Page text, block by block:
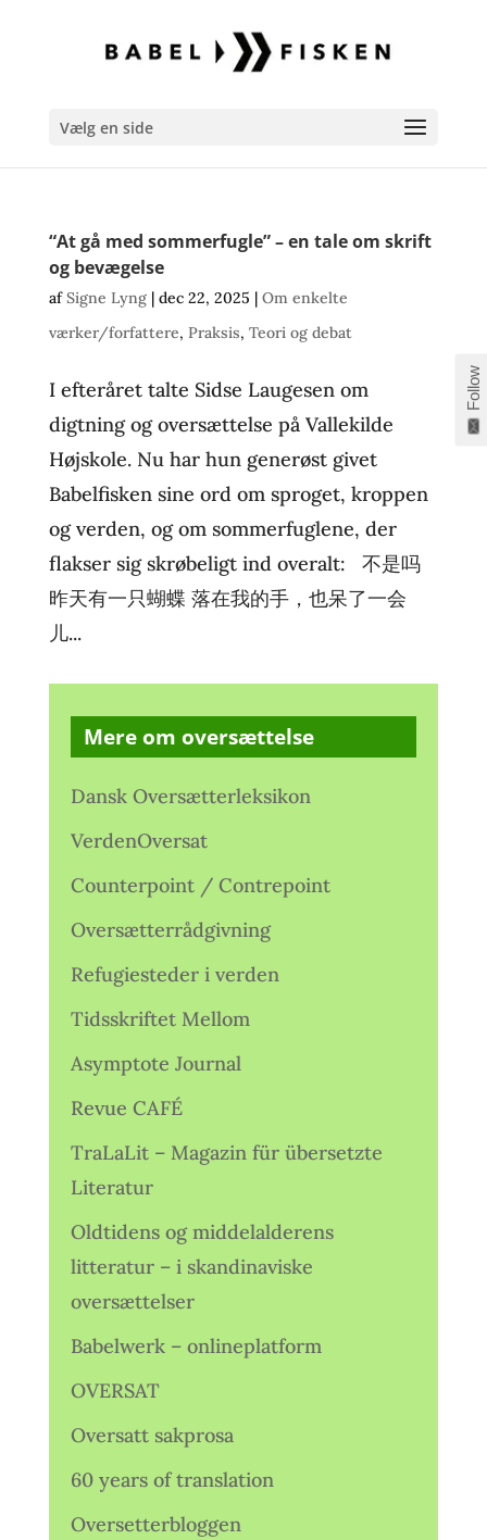
Vælg en side
“At gå med sommerfugle” – en tale om skrift
og bevægelse
afSigne Lyng| dec 22, 2025 | Om enkelte
værker/forfattere, Praksis, Teori og debat
I efteråret talte Sidse Laugesen om
digtning og oversættelse på Vallekilde
Højskole. Nu har hun generøst givet
Babelfisken sine ord om sproget, kroppen
og verden, og om sommerfuglene, der
flakser sig skrøbeligt ind overalt: 不是吗
昨天有一只蝴蝶 落在我的手，也呆了一会
儿...
Mere om oversættelse
Dansk Oversætterleksikon
VerdenOversat
Counterpoint / Contrepoint
Oversætterrådgivning
Refugiesteder i verden
Tidsskriftet Mellom
Asymptote Journal
Revue CAFÉ
TraLaLit – Magazin für übersetzte
Literatur
Oldtidens og middelalderens
litteratur – i skandinaviske
oversættelser
Babelwerk – onlineplatform
OVERSAT
Oversatt sakprosa
60 years of translation
Oversetterbloggen
Follow